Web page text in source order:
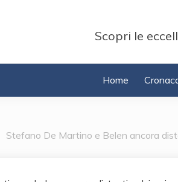
Scopri le
Home
Stefano De Martino e Belen ancora